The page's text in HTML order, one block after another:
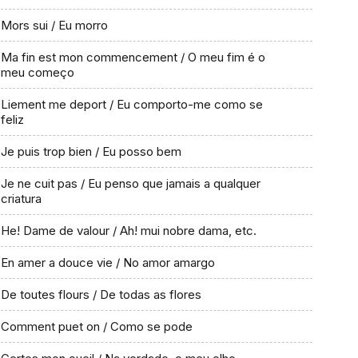
Mors sui / Eu morro
Ma fin est mon commencement / O meu fim é o
meu começo
Liement me deport / Eu comporto-me como se
feliz
Je puis trop bien / Eu posso bem
Je ne cuit pas / Eu penso que jamais a qualquer
criatura
He! Dame de valour / Ah! mui nobre dama, etc.
En amer a douce vie / No amor amargo
De toutes flours / De todas as flores
Comment puet on / Como se pode